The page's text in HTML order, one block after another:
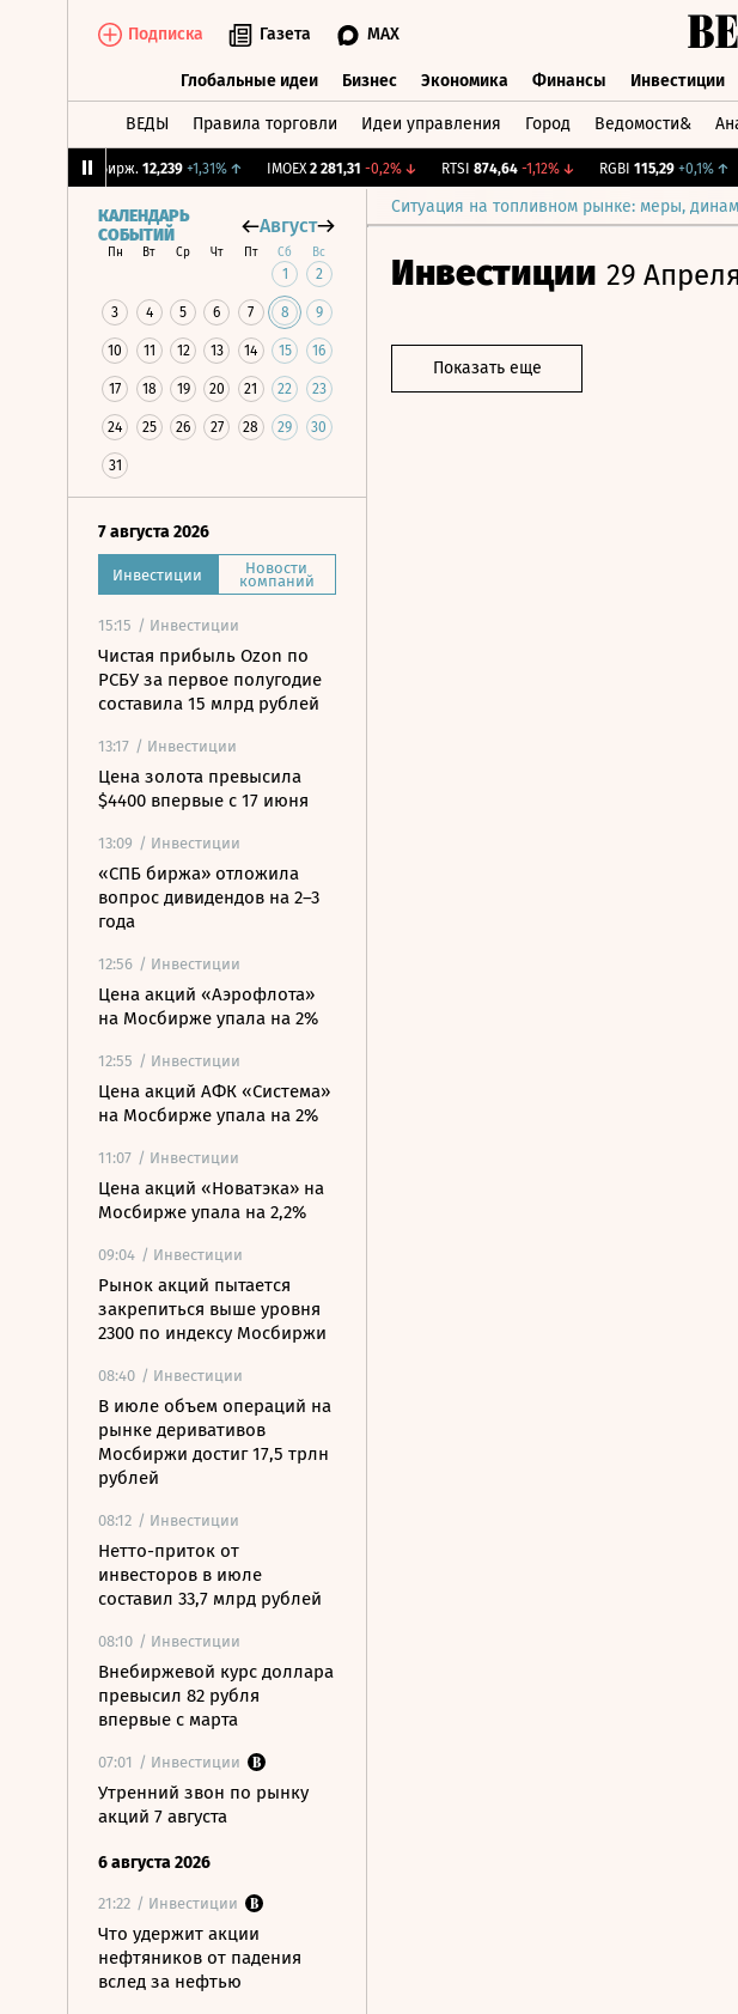
Подписка Газета MAX
Глобальные идеи Бизнес Экономика Финансы Инвестиции
ВЕДЫ Правила торговли Идеи управления Город Ведомости&
CNY Бирж. 12,239 +1,31%↑ IMOEX 2 281,31 -0,2%↓ RTSI 874,64 -1,12%↓ RGBI 115,29 +0,1%↑
Ситуация на топливном рынке: меры,
КАЛЕНДАРЬ
СОБЫТИЙ
Август
Пн Вт Ср Чт Пт Сб Вс
1 2
3 4 5 6 7 8 9
10 11 12 13 14 15 16
17 18 19 20 21 22 23
24 25 26 27 28 29 30
31
7 августа 2026
Инвестиции Новости
компаний
15:15 / Инвестиции
Чистая прибыль Ozon по
РСБУ за первое полугодие
составила 15 млрд рублей
13:17 / Инвестиции
Цена золота превысила
$4400 впервые с 17 июня
13:09 / Инвестиции
«СПБ биржа» отложила
вопрос дивидендов на 2–3
года
12:56 / Инвестиции
Цена акций «Аэрофлота»
на Мосбирже упала на 2%
12:55 / Инвестиции
Цена акций АФК «Система»
на Мосбирже упала на 2%
11:07 / Инвестиции
Цена акций «Новатэка» на
Мосбирже упала на 2,2%
09:04 / Инвестиции
Рынок акций пытается
закрепиться выше уровня
2300 по индексу Мосбиржи
08:40 / Инвестиции
В июле объем операций на
рынке деривативов
Мосбиржи достиг 17,5 трлн
рублей
08:12 / Инвестиции
Нетто-приток от
инвесторов в июле
составил 33,7 млрд рублей
08:10 / Инвестиции
Внебиржевой курс доллара
превысил 82 рубля
впервые с марта
07:01 / Инвестиции
Утренний звон по рынку
акций 7 августа
6 августа 2026
21:22 / Инвестиции
Что удержит акции
нефтяников от падения
вслед за нефтью
Инвестиции 29
Показать еще